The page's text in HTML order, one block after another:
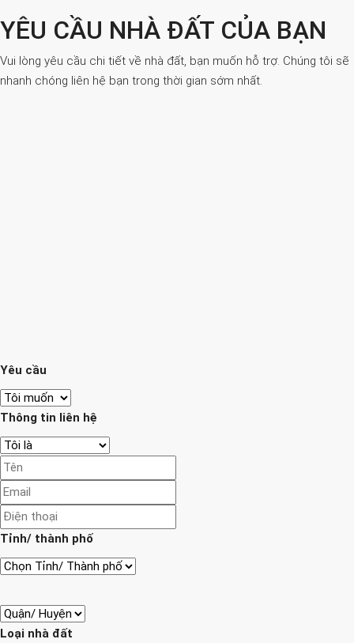
YÊU CẦU NHÀ ĐẤT CỦA BẠN
Vui lòng yêu cầu chi tiết về nhà đất, bạn muốn hỗ trợ. Chúng tôi sẽ
nhanh chóng liên hệ bạn trong thời gian sớm nhất.
Yêu cầu
Thông tin liên hệ
Tỉnh/ thành phố
Loại nhà đất